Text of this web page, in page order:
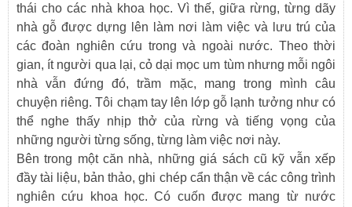
thái cho các nhà khoa học. Vì thế, giữa rừng, từng dãy
nhà gỗ được dựng lên làm nơi làm việc và lưu trú của
các đoàn nghiên cứu trong và ngoài nước. Theo thời
gian, ít người qua lại, cỏ dại mọc um tùm nhưng mỗi ngôi
nhà vẫn đứng đó, trầm mặc, mang trong mình câu
chuyện riêng. Tôi chạm tay lên lớp gỗ lạnh tưởng như có
thể nghe thấy nhịp thở của rừng và tiếng vọng của
những người từng sống, từng làm việc nơi này.
Bên trong một căn nhà, những giá sách cũ kỹ vẫn xếp
đầy tài liệu, bản thảo, ghi chép cẩn thận về các công trình
nghiên cứu khoa học. Có cuốn được mang từ nước